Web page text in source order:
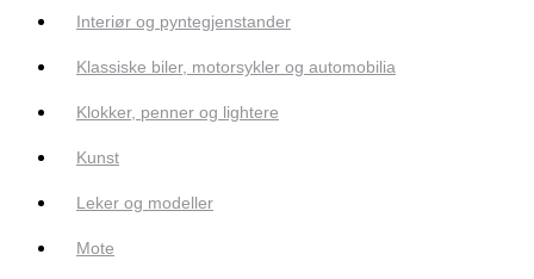
Interiør og pyntegjenstander
Klassiske biler, motorsykler og automobilia
Klokker, penner og lightere
Kunst
Leker og modeller
Mote